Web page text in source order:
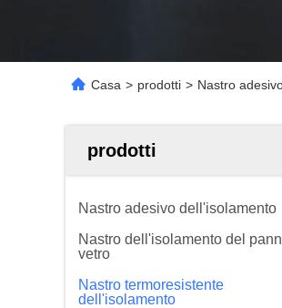
Casa > prodotti > Nastro
prodotti
Nastro adesivo dell'isolamento
Nastro dell'isolamento del
vetro
Nastro termoresistente
dell'isolamento